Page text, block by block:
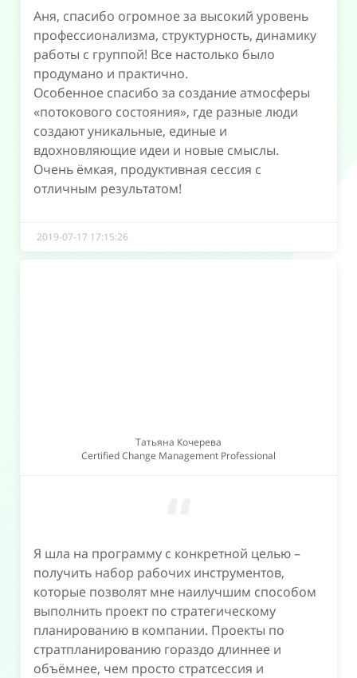
Аня, спасибо огромное за высокий уровень
профессионализма, структурность, динамику
работы с группой! Все настолько было
продумано и практично.
Особенное спасибо за создание атмосферы
«потокового состояния», где разные люди
создают уникальные, единые и
вдохновляющие идеи и новые смыслы.
Очень ёмкая, продуктивная сессия с
отличным результатом!
2019-07-17 17:15:26
Татьяна Кочерева
Certified Change Management Professional
Я шла на программу с конкретной целью –
получить набор рабочих инструментов,
которые позволят мне наилучшим способом
выполнить проект по стратегическому
планированию в компании. Проекты по
стратпланированию гораздо длиннее и
объёмнее, чем просто стратсессия и